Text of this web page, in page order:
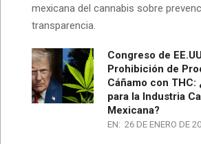
mexicana del cannabis sobre
transparencia.
Congreso de
Prohibición de
Cáñamo con THC:
para la Industria
Mexicana?
EN: 26 DE ENERO DE